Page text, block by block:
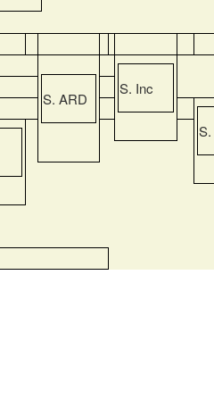
S. ARD
S. Inc